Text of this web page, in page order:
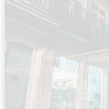
Το digitallife.com.cy
εκπαίδευση του ελληνικού
Επικοινωνήστε μαζί